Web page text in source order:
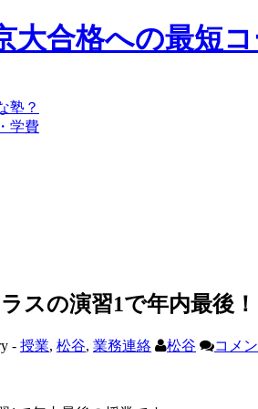
塾？
学費
スの演習1で年内最後！
- 授業, 松谷, 業務連絡 松谷 コメ